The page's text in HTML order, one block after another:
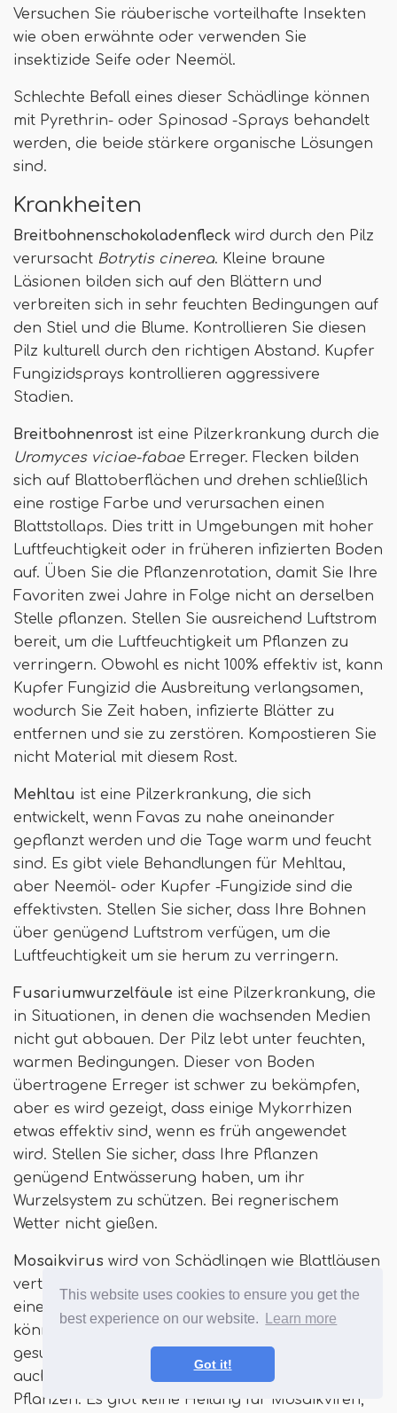
This website uses cookies to ensure you get the
best experience on our website.
Learn more
Got it!
Versuchen Sie räuberische vorteilhafte Insekten
wie oben erwähnte oder verwenden Sie
insektizide Seife oder Neemöl.
Schlechte Befall eines dieser Schädlinge können
mit Pyrethrin- oder Spinosad -Sprays behandelt
werden, die beide stärkere organische Lösungen
sind.
Krankheiten
Breitbohnenschokoladenfleck wird durch den Pilz
verursacht Botrytis cinerea. Kleine braune
Läsionen bilden sich auf den Blättern und
verbreiten sich in sehr feuchten Bedingungen auf
den Stiel und die Blume. Kontrollieren Sie diesen
Pilz kulturell durch den richtigen Abstand. Kupfer
Fungizidsprays kontrollieren aggressivere
Stadien.
Breitbohnenrost ist eine Pilzerkrankung durch die
Uromyces viciae-fabaeErreger. Flecken bilden
sich auf Blattoberflächen und drehen schließlich
eine rostige Farbe und verursachen einen
Blattstollaps. Dies tritt in Umgebungen mit hoher
Luftfeuchtigkeit oder in früheren infizierten Boden
auf. Üben Sie die Pflanzenrotation, damit Sie Ihre
Favoriten zwei Jahre in Folge nicht an derselben
Stelle pflanzen. Stellen Sie ausreichend Luftstrom
bereit, um die Luftfeuchtigkeit um Pflanzen zu
verringern. Obwohl es nicht 100% effektiv ist, kann
Kupfer Fungizid die Ausbreitung verlangsamen,
wodurch Sie Zeit haben, infizierte Blätter zu
entfernen und sie zu zerstören. Kompostieren Sie
nicht Material mit diesem Rost.
Mehltau ist eine Pilzerkrankung, die sich
entwickelt, wenn Favas zu nahe aneinander
gepflanzt werden und die Tage warm und feucht
sind. Es gibt viele Behandlungen für Mehltau,
aber Neemöl- oder Kupfer -Fungizide sind die
effektivsten. Stellen Sie sicher, dass Ihre Bohnen
über genügend Luftstrom verfügen, um die
Luftfeuchtigkeit um sie herum zu verringern.
Fusariumwurzelfäule ist eine Pilzerkrankung, die
in Situationen, in denen die wachsenden Medien
nicht gut abbauen. Der Pilz lebt unter feuchten,
warmen Bedingungen. Dieser von Boden
übertragene Erreger ist schwer zu bekämpfen,
aber es wird gezeigt, dass einige Mykorrhizen
etwas effektiv sind, wenn es früh angewendet
wird. Stellen Sie sicher, dass Ihre Pflanzen
genügend Entwässerung haben, um ihr
Wurzelsystem zu schützen. Bei regnerischem
Wetter nicht gießen.
Mosaikvirus wird von Schädlingen wie Blattläusen
verteilt, die den viralen Erreger tragen. Blätter auf
einer infizierten Pflanze wachsen verzerrt und
können keine Nährstoffe absorbieren, die sonst
gesunde Blätter hätten. Das Virus verursacht
auch abnormales Blütenwachstum und sterilisiert
Pflanzen. Es gibt keine Heilung für Mosaikviren,